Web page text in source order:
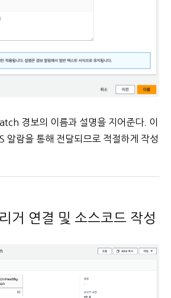
경보의 이름과 설명을 지어준다. 이
알람을 통해 전달되므로 적절하게 작성
거 연결 및 소스코드 작성